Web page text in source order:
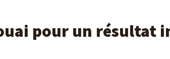
pour un résultat